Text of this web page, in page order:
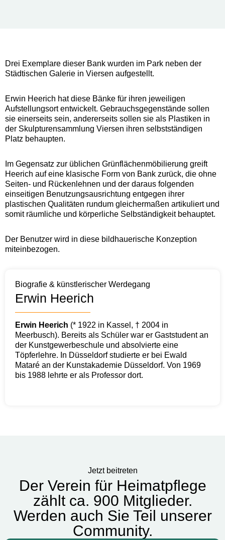
Drei Exemplare dieser Bank wurden im Park neben der
Städtischen Galerie in Viersen aufgestellt.
Erwin Heerich hat diese Bänke für ihren jeweiligen
Aufstellungsort entwickelt. Gebrauchsgegenstände sollen
sie einerseits sein, andererseits sollen sie als Plastiken in
der Skulpturensammlung Viersen ihren selbstständigen
Platz behaupten.
Im Gegensatz zur üblichen Grünflächenmöbilierung greift
Heerich auf eine klasische Form von Bank zurück, die ohne
Seiten- und Rückenlehnen und der daraus folgenden
einseitigen Benutzungsausrichtung entgegen ihrer
plastischen Qualitäten rundum gleichermaßen artikuliert und
somit räumliche und körperliche Selbständigkeit behauptet.
Der Benutzer wird in diese bildhauerische Konzeption
miteinbezogen.
Biografie & künstlerischer Werdegang
Erwin Heerich
Erwin Heerich (* 1922 in Kassel, † 2004 in
Meerbusch). Bereits als Schüler war er Gaststudent an
der Kunstgewerbeschule und absolvierte eine
Töpferlehre. In Düsseldorf studierte er bei Ewald
Mataré an der Kunstakademie Düsseldorf. Von 1969
bis 1988 lehrte er als Professor dort.
Jetzt beitreten
Der Verein für Heimatpflege
zählt ca. 900 Mitglieder.
Werden auch Sie Teil unserer
Community.